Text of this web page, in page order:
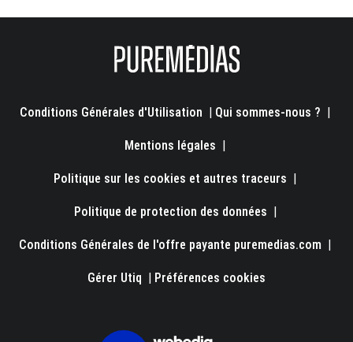
Conditions Générales d'Utilisation | Qui sommes-nous ? |
Mentions légales |
Politique sur les cookies et autres traceurs |
Politique de protection des données |
Conditions Générales de l'offre payante puremedias.com |
Gérer Utiq | Préférences cookies